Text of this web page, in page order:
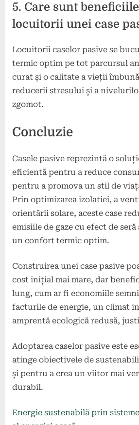
5. Care sunt
locuitorii unei case
Locuitorii caselor pasive se
termic optim pe tot parcursul
curat și o calitate a vieții
reducerii stresului și a
zgomot.
Concluzie
Casele pasive reprezintă o
eficientă pentru a reduce
pentru a promova un stil de
Prin optimizarea izolatiei, a
orientării solare, aceste case
emisiile de gaze cu efect de seră
un confort termic optim.
Construirea unei case pasive
cost inițial mai mare, dar
lung, cum ar fi economiile
facturile de energie, un climat
amprentă ecologică redusă,
Adoptarea caselor pasive este
atinge obiectivele de
și pentru a crea un viitor mai
durabil.
Energie sustenabilă prin